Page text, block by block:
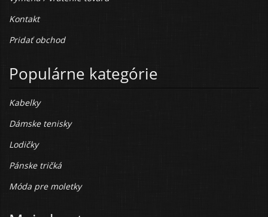
Kontakt
Pridať obchod
Populárne kategórie
Kabelky
Dámske tenisky
Lodičky
Pánske tričká
Móda pre moletky